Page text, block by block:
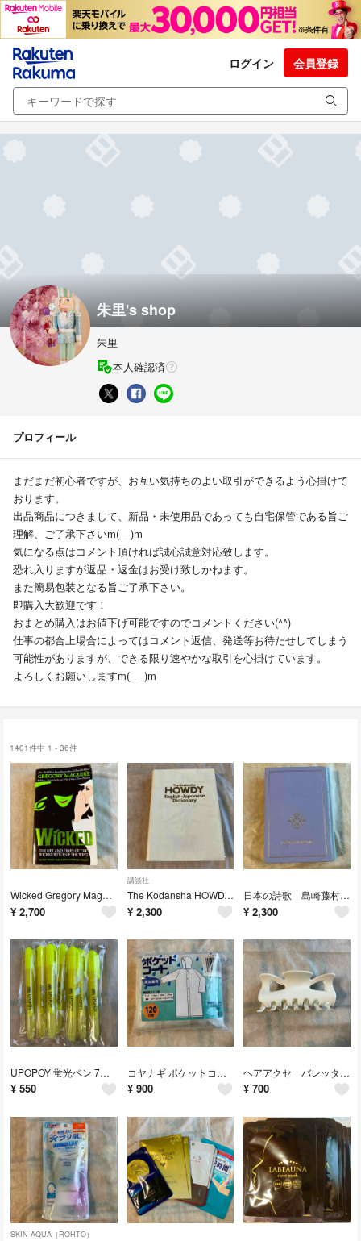
ログイン 会員登録
朱里's shop
朱里
本人確認済
プロフィール
まだまだ初心者ですが、お互い気持ちのよい取引ができるよう心掛けて
おります。
出品商品につきまして、新品・未使用品であっても自宅保管である旨ご
理解、ご了承下さいm(__)m
気になる点はコメント頂ければ誠心誠意対応致します。
恐れ入りますが返品・返金はお受け致しかねます。
また簡易包装となる旨ご了承下さい。
即購入大歓迎です！
おまとめ購入はお値下げ可能ですのでコメントください(^^)
仕事の都合上場合によってはコメント返信、発送等お待たせしてしまう
可能性がありますが、できる限り速やかな取引を心掛けています。
よろしくお願いしますm(_ _)m
1401件中 1 - 36件
Wicked Gregory Maguire 洋書 小説 文学 ウィキッド
¥ 2,700
講談社
The Kodansha HOWDY 講談社 ハウディ 英和辞典
¥ 2,300
日本の詩歌 島崎藤村 TREASURY OF JAPANESE POETRY
¥ 2,300
UPOPOY 蛍光ペン 7本セット 黄色 イエロー マーカー ウポポイ
¥ 550
コヤナギ ポケットコート クリア 120cm 男女兼用 レインコート
¥ 900
ヘアアクセ バレッタ 白 ホワイト ヘアクリップ バンスクリップ
¥ 700
SKIN AQUA（ROHTO）